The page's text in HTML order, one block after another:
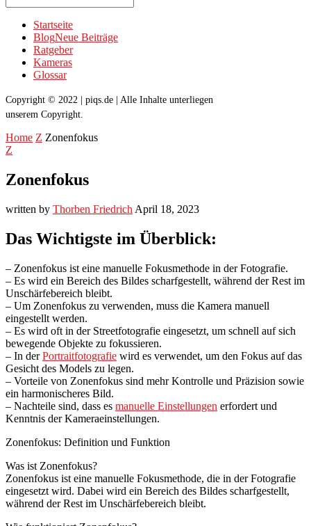
Startseite
BlogNeue Beiträge
Ratgeber
Kameras
Glossar
Copyright © 2022 | piqs.de | Alle Inhalte unterliegen
unserem Copyright.
Home Z Zonenfokus
Z
Zonenfokus
written by Thorben Friedrich April 18, 2023
Das Wichtigste im Überblick:
– Zonenfokus ist eine manuelle Fokusmethode in der Fotografie.
– Es wird ein Bereich des Bildes scharfgestellt, während der Rest im
Unschärfebereich bleibt.
– Um Zonenfokus zu verwenden, muss die Kamera manuell
eingestellt werden.
– Es wird oft in der Streetfotografie eingesetzt, um schnell auf sich
bewegende Objekte zu fokussieren.
– In derPortraitfotografie wird es verwendet, um den Fokus auf das
Gesicht des Models zu legen.
– Vorteile von Zonenfokus sind mehr Kontrolle und Präzision sowie
ein harmonischeres Bild.
– Nachteile sind, dass es manuelle Einstellungen erfordert und
Kenntnis der Kameraeinstellungen.
Zonenfokus: Definition und Funktion
Was ist Zonenfokus?
Zonenfokus ist eine manuelle Fokusmethode, die in der Fotografie
eingesetzt wird. Dabei wird ein Bereich des Bildes scharfgestellt,
während der Rest im Unschärfebereich bleibt.